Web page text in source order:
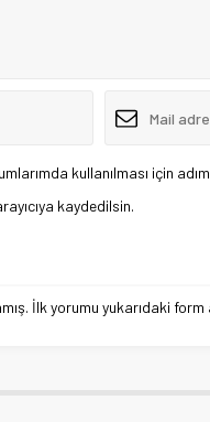
kullanılması için
kaydedilsin.
İlk yorumu yukarıdaki form